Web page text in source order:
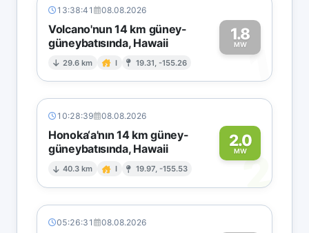
13:38:41 08.08.2026
Volcano'nun 14 km güney-
güneybatısında, Hawaii
29.6 km I 19.31, -155.26
1.8
MW1
10:28:39 08.08.2026
Honoka‘a'nın 14 km güney-
güneybatısında, Hawaii
40.3 km I 19.97, -155.53
2.0
MW2
05:26:31 08.08.2026